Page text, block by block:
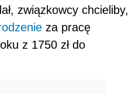
związkowcy chcieliby,
za pracę
z 1750 zł do